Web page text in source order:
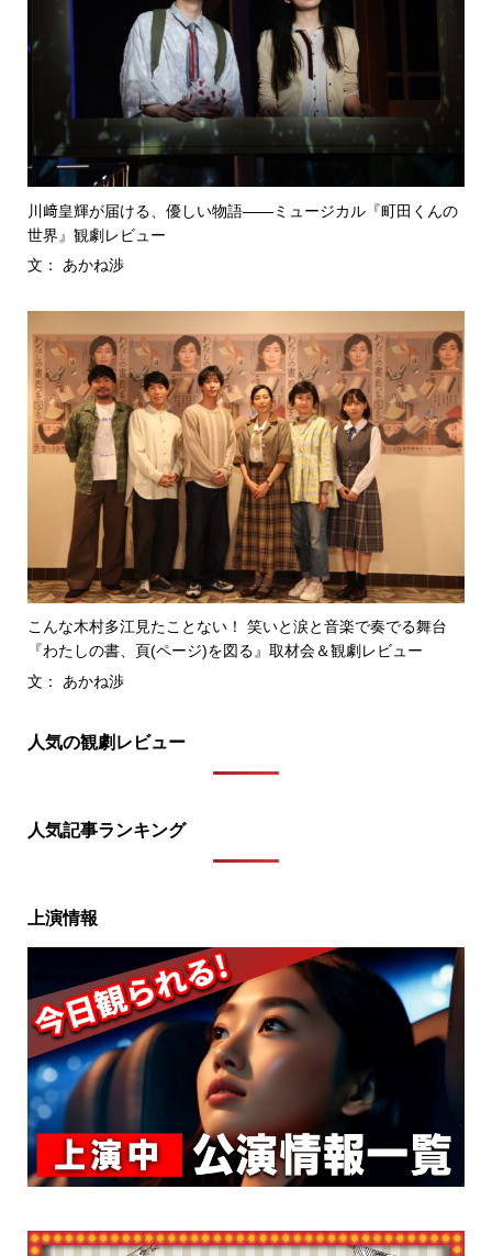
川﨑皇輝が届ける、優しい物語――ミュージカル『町田くんの
世界』観劇レビュー
文： あかね渉
こんな木村多江見たことない！ 笑いと涙と音楽で奏でる舞台
『わたしの書、頁(ページ)を図る』取材会＆観劇レビュー
文： あかね渉
人気の観劇レビュー
人気記事ランキング
上演情報